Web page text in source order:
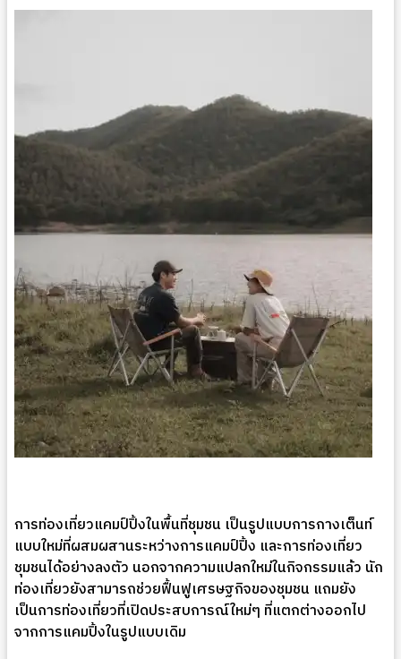
การท่องเที่ยวแคมป์ปิ้งในพื้นที่ชุมชน เป็นรูปแบบการกางเต็นท์
แบบใหม่ที่ผสมผสานระหว่างการแคมป์ปิ้ง และการท่องเที่ยว
ชุมชนได้อย่างลงตัว นอกจากความแปลกใหม่ในกิจกรรมแล้ว นัก
ท่องเที่ยวยังสามารถช่วยฟื้นฟูเศรษฐกิจของชุมชน แถมยัง
เป็นการท่องเที่ยวที่เปิดประสบการณ์ใหม่ๆ ที่แตกต่างออกไป
จากการแคมปิ้งในรูปแบบเดิม